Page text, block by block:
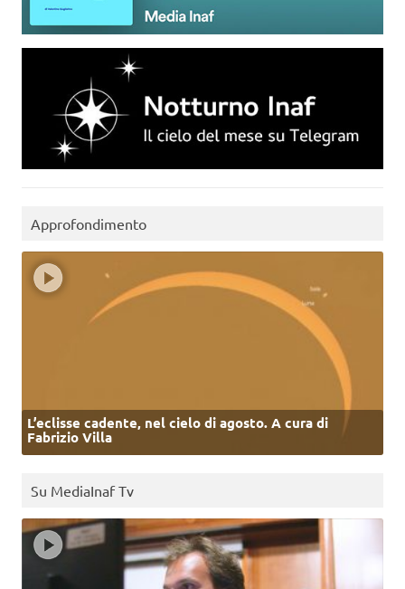
Approfondimento
L’eclisse cadente, nel cielo di agosto. A cura di
Fabrizio Villa
Su MediaInaf Tv